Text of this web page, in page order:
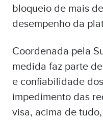
bloqueio de mais
desempenho da
Coordenada pela
medida faz parte
e confiabilidade
impedimento das
visa, acima de